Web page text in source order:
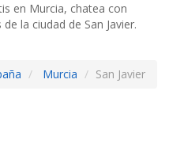
en Murcia, chatea con
la ciudad de San Javier.
Murcia San Javier